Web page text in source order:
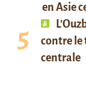
en Asie
contre le
centrale